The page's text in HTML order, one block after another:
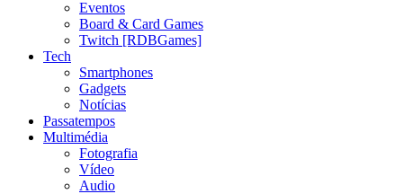
Eventos
Board & Card Games
Twitch [RDBGames]
Tech
Smartphones
Gadgets
Notícias
Passatempos
Multimédia
Fotografia
Vídeo
Audio